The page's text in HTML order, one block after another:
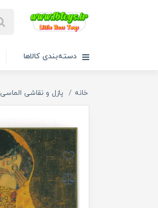
دسته‌بندی کالاها
خانه پازل و نقاشی الماسی